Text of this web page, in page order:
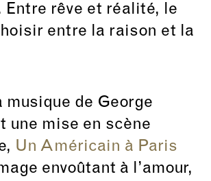
Entre rêve et réalité, le
entre la raison et la
musique de George
une mise en scène
Un Américain à Paris
envoûtant à l’amour,